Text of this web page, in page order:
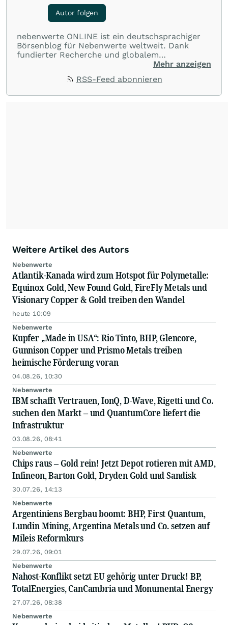
Autor folgen
nebenwerte ONLINE ist ein deutschsprachiger
Börsenblog für Nebenwerte weltweit. Dank
fundierter Recherche und globalem
Expertennetzwerk berichtet nebenwerte
Wachstum-Stories aus dem Bereich der Small-
Mehr anzeigen
RSS-Feed abonnieren
Weitere Artikel des Autors
Nebenwerte
Atlantik-Kanada wird zum Hotspot für Polymetalle:
Equinox Gold, New Found Gold, FireFly Metals und
Visionary Copper & Gold treiben den Wandel
heute 10:09
Nebenwerte
Kupfer „Made in USA“: Rio Tinto, BHP, Glencore,
Gunnison Copper und Prismo Metals treiben
heimische Förderung voran
04.08.26, 10:30
Nebenwerte
IBM schafft Vertrauen, IonQ, D-Wave, Rigetti und Co.
suchen den Markt – und QuantumCore liefert die
Infrastruktur
03.08.26, 08:41
Nebenwerte
Chips raus – Gold rein! Jetzt Depot rotieren mit AMD,
Infineon, Barton Gold, Dryden Gold und Sandisk
30.07.26, 14:13
Nebenwerte
Argentiniens Bergbau boomt: BHP, First Quantum,
Lundin Mining, Argentina Metals und Co. setzen auf
Mileis Reformkurs
29.07.26, 09:01
Nebenwerte
Nahost-Konflikt setzt EU gehörig unter Druck! BP,
TotalEnergies, CanCambria und Monumental Energy
27.07.26, 08:38
Nebenwerte